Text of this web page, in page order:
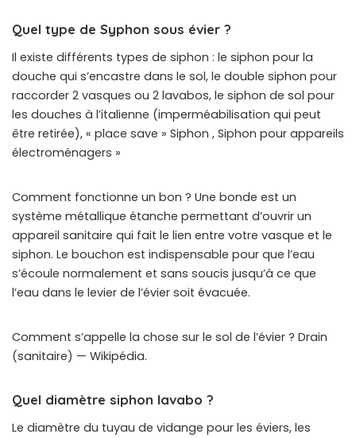
Quel type de Syphon sous évier ?
Il existe différents types de siphon : le siphon pour la
douche qui s’encastre dans le sol, le double siphon pour
raccorder 2 vasques ou 2 lavabos, le siphon de sol pour
les douches à l’italienne (imperméabilisation qui peut
être retirée), « place save » Siphon , Siphon pour appareils
électroménagers »
Comment fonctionne un bon ? Une bonde est un
système métallique étanche permettant d’ouvrir un
appareil sanitaire qui fait le lien entre votre vasque et le
siphon. Le bouchon est indispensable pour que l’eau
s’écoule normalement et sans soucis jusqu’à ce que
l’eau dans le levier de l’évier soit évacuée.
Comment s’appelle la chose sur le sol de l’évier ? Drain
(sanitaire) — Wikipédia.
Quel diamètre siphon lavabo ?
Le diamètre du tuyau de vidange pour les éviers, les